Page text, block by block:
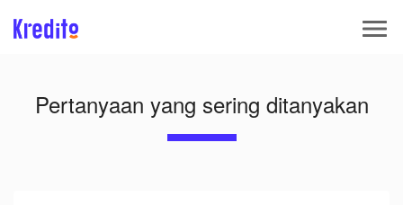
Pertanyaan yang sering ditanyakan